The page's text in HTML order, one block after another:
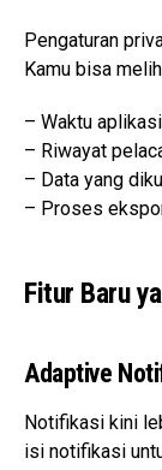
Pengaturan
Kamu bisa
– Waktu
– Riwayat
– Data yang
– Proses
Fitur Baru
Adaptive
Notifikasi kini
isi notifikasi